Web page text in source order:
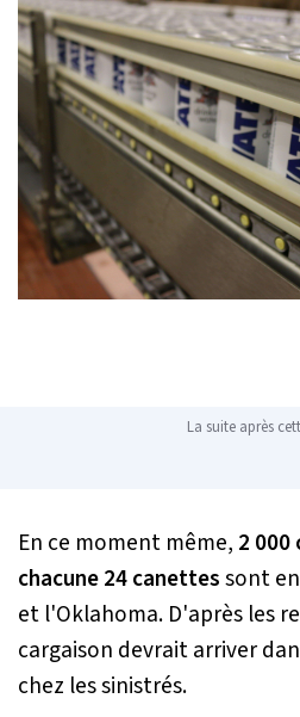
La suite après
En ce moment même, 2
chacune 24 canettessont
et l'Oklahoma. D'après les
cargaison devrait arriver
chez les sinistrés.